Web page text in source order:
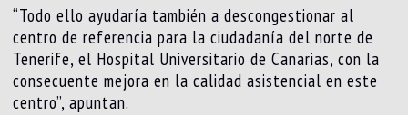
“Todo ello ayudaría también a descongestionar al
centro de referencia para la ciudadanía del norte de
Tenerife, el Hospital Universitario de Canarias, con la
consecuente mejora en la calidad asistencial en este
centro”, apuntan.